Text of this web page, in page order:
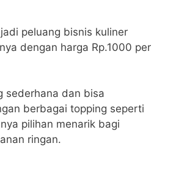
peluang bisnis kuliner
dengan harga Rp.1000 per
sederhana dan bisa
berbagai topping seperti
pilihan menarik bagi
ringan.